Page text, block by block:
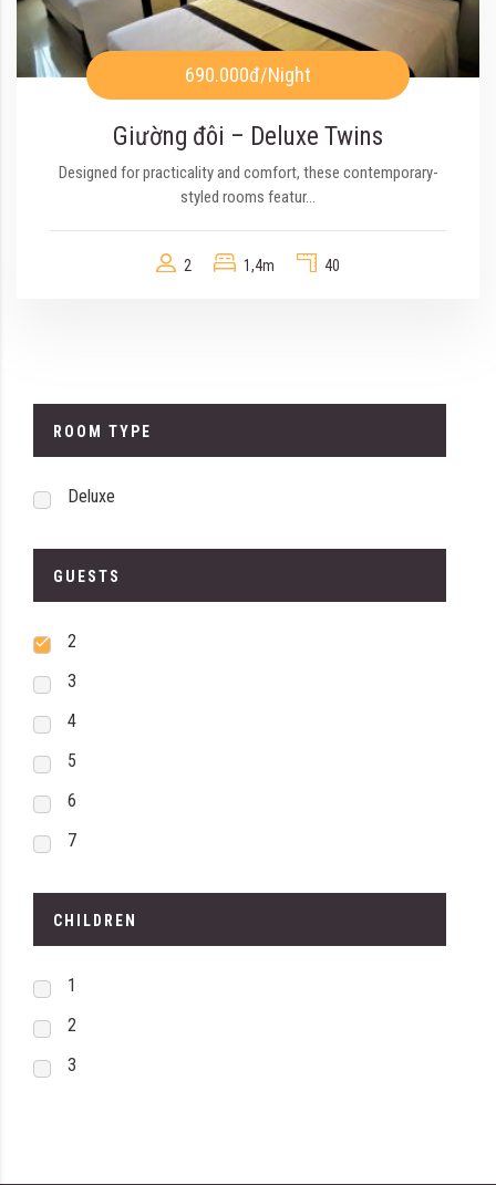
690.000đ/Night
Giường đôi – Deluxe Twins
Designed for practicality and comfort, these contemporary-
styled rooms featur...
2 1,4m 40
ROOM TYPE
Deluxe
GUESTS
2
3
4
5
6
7
CHILDREN
1
2
3